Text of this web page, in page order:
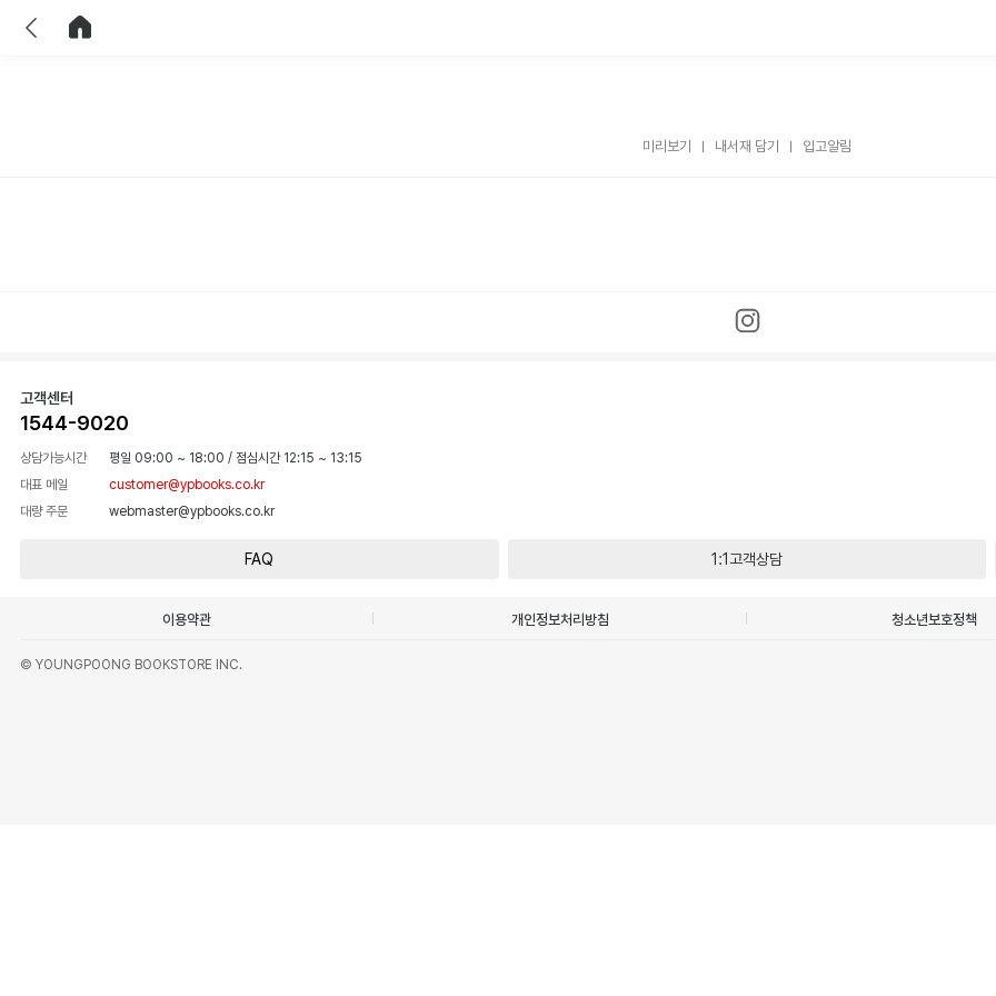
미리보기 내서재 담기 입고알림
고객센터
1544-9020
상담가능시간 평일 09:00 ~ 18:00 / 점심시간 12:15 ~ 13:15
대표 메일
customer@ypbooks.co.kr
대량 주문
webmaster@ypbooks.co.kr
FAQ 1:1고객상담
이용약관 개인정보처리방침 청소년보호정책
© YOUNGPOONG BOOKSTORE INC.